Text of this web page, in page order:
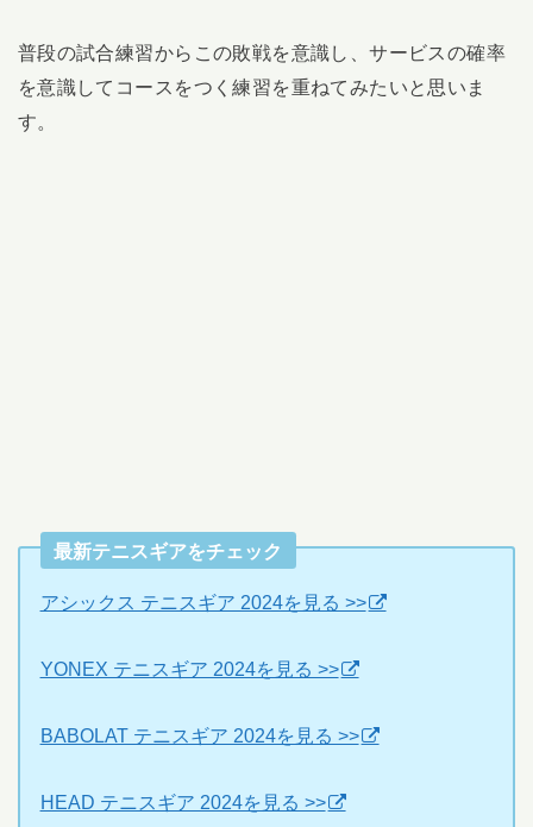
普段の試合練習からこの敗戦を意識し、サービスの確率
を意識してコースをつく練習を重ねてみたいと思いま
す。
最新テニスギアをチェック
アシックス テニスギア 2024を見る >>
YONEX テニスギア 2024を見る >>
BABOLAT テニスギア 2024を見る >>
HEAD テニスギア 2024を見る >>